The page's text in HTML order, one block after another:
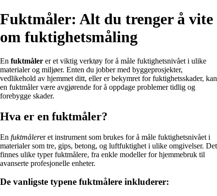
Fuktmåler: Alt du trenger å vite
om fuktighetsmåling
En fuktmåler er et viktig verktøy for å måle fuktighetsnivået i ulike
materialer og miljøer. Enten du jobber med byggeprosjekter,
vedlikehold av hjemmet ditt, eller er bekymret for fuktighetsskader, kan
en fuktmåler være avgjørende for å oppdage problemer tidlig og
forebygge skader.
Hva er en fuktmåler?
En fuktmålerer et instrument som brukes for å måle fuktighetsnivået i
materialer som tre, gips, betong, og luftfuktighet i ulike omgivelser. Det
finnes ulike typer fuktmålere, fra enkle modeller for hjemmebruk til
avanserte profesjonelle enheter.
De vanligste typene fuktmålere inkluderer: